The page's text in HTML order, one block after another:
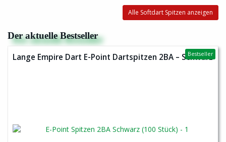
Alle Softdart Spitzen anzeigen
Der aktuelle Bestseller
Bestseller
Lange Empire Dart E-Point Dartspitzen 2BA – Schwarz